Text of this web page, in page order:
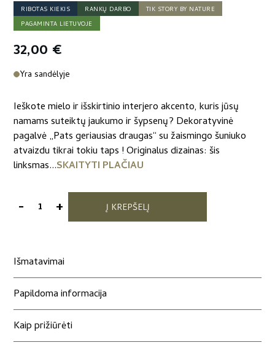
RIBOTAS KIEKIS RANKŲ DARBO
TIK STORY BY NATURE
PAGAMINTA LIETUVOJE
32,00 €
Yra sandėlyje
Ieškote mielo ir išskirtinio interjero akcento, kuris jūsų
namams suteiktų jaukumo ir šypsenų? Dekoratyvinė
pagalvė „Pats geriausias draugas“ su žaismingo šuniuko
atvaizdu tikrai tokiu taps ! Originalus dizainas: šis
linksmas...SKAITYTI PLAČIAU
-produkto
pagalvė
geriausias
draugas"
+ Į KREPŠELĮ
Išmatavimai
Papildoma informacija
Kaip prižiūrėti